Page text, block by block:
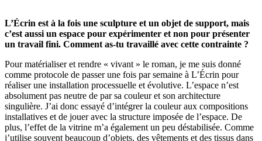
L’Écrin est à la fois une sculpture et un objet de support, mais
c’est aussi un espace pour expérimenter et non pour présenter
un travail fini. Comment as-tu travaillé avec cette contrainte ?
Pour matérialiser et rendre « vivant » le roman, je me suis donné
comme protocole de passer une fois par semaine à L’Écrin pour
réaliser une installation processuelle et évolutive. L’espace n’est
absolument pas neutre de par sa couleur et son architecture
singulière. J’ai donc essayé d’intégrer la couleur aux compositions
installatives et de jouer avec la structure imposée de l’espace. De
plus, l’effet de la vitrine m’a également un peu déstabilisée. Comme
j’utilise souvent beaucoup d’objets, des vêtements et des tissus dans